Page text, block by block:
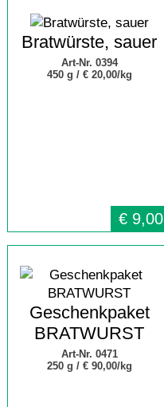
Bratwürste, sauer
Art-Nr. 0394
450 g / € 20,00/kg
€ 9,00
Geschenkpaket
BRATWURST
Art-Nr. 0471
250 g / € 90,00/kg